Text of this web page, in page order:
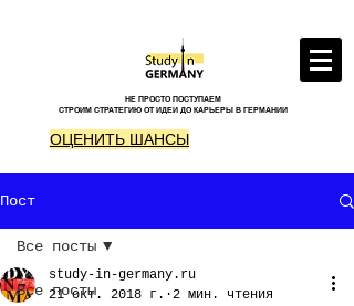
НЕ ПРОСТО ПОСТУПАЕМ
СТРОИМ СТРАТЕГИЮ ОТ ИДЕИ ДО КАРЬЕРЫ В ГЕРМАНИИ
ОЦЕНИТЬ ШАНСЫ
Пост
Все посты
Все посты
study-in-germany.ru
21 окт. 2018 г.
2 мин. чтения